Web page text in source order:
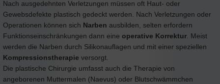
Nach ausgedehnten Verletzungen müssen oft Haut- oder
Gewebsdefekte plastisch gedeckt werden. Nach Verletzungen oder
Operationen können sich Narben ausbilden, selten erfordern
Funktionseinschränkungen dann eine operative Korrektur . Meist
werden die Narben durch Silikonauflagen und mit einer speziellen
Kompressionstherapie versorgt.
Die plastische Chirurgie umfasst auch die Therapie von
angeborenen Muttermalen (Naevus) oder Blutschwämmchen